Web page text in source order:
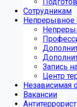
Сотрудникам
Непрерывное
Запись
Центр
Независимая
Вакансии